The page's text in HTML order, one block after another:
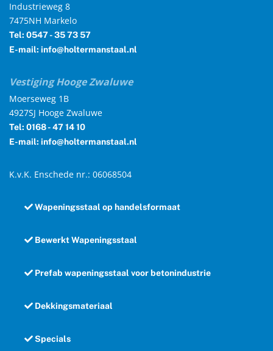
Industrieweg 8
7475NH Markelo
Tel: 0547 - 35 73 57
E-mail: info@holtermanstaal.nl
Vestiging Hooge Zwaluwe
Moerseweg 1B
4927SJ Hooge Zwaluwe
Tel: 0168 - 47 14 10
E-mail: info@holtermanstaal.nl
K.v.K. Enschede nr.: 06068504
Wapeningsstaal op handelsformaat
Bewerkt Wapeningsstaal
Prefab wapeningsstaal voor betonindustrie
Dekkingsmateriaal
Specials